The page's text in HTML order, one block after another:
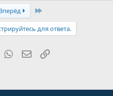
Last
для ответа.
TumblrWhatsAppЭлектронная почта
Ссылка